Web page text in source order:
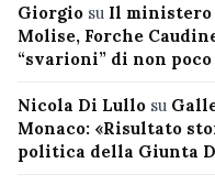
Giorgio su Il ministero
Molise, Forche
“svarioni” di non
Nicola Di Lullo su
Monaco: «Risultato
politica della Giunta